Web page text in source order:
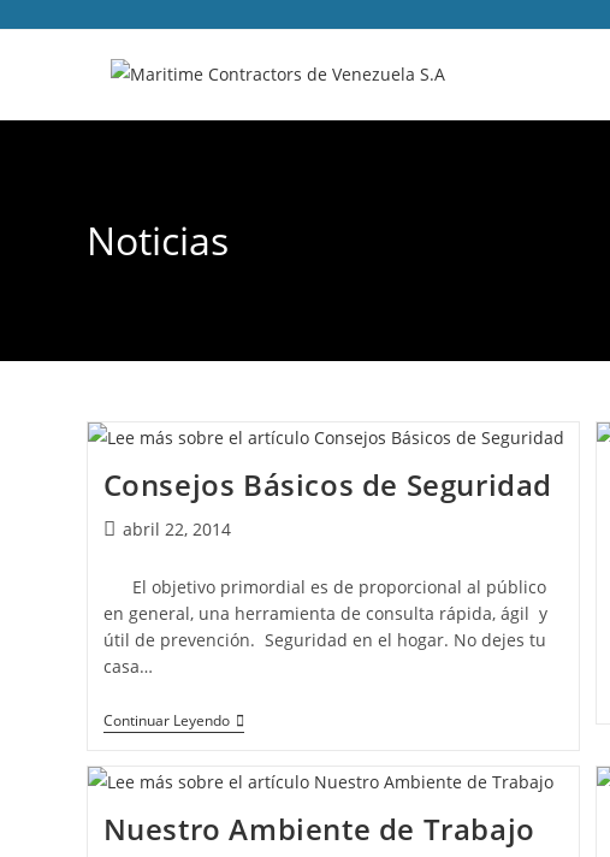
Noticias
Consejos Básicos de Seguridad
abril 22, 2014
El objetivo primordial es de proporcional al público
en general, una herramienta de consulta rápida, ágil y
útil de prevención. Seguridad en el hogar. No dejes tu
casa…
Continuar Leyendo
Nuestro Ambiente de Trabajo